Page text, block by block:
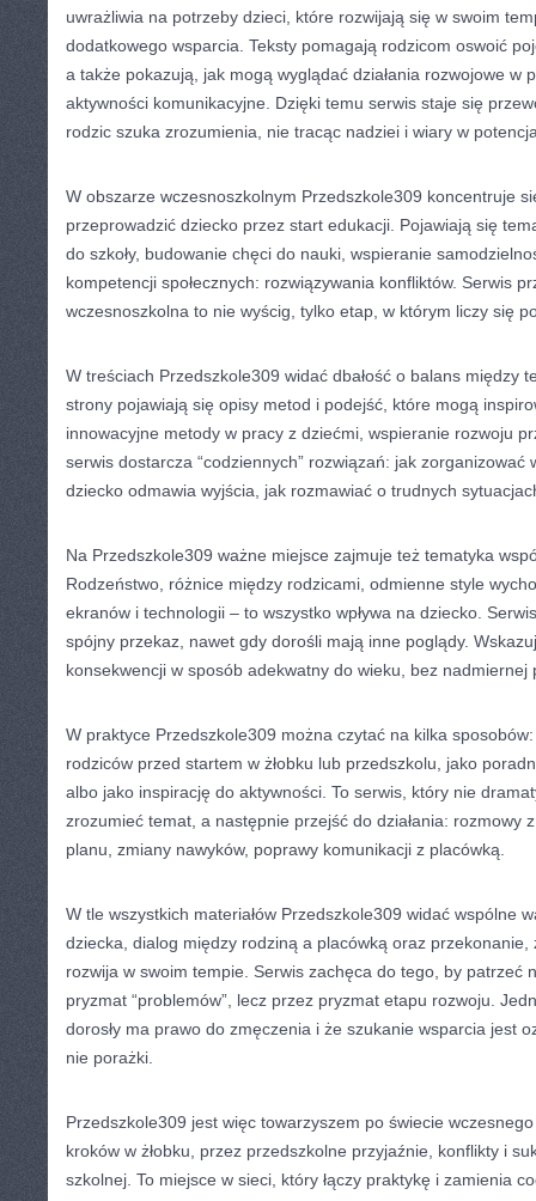
uwrażliwia na potrzeby dzieci, które rozwijają się w swoim
dodatkowego wsparcia. Teksty pomagają rodzicom oswoić
a także pokazują, jak mogą wyglądać działania rozwojowe w
aktywności komunikacyjne. Dzięki temu serwis staje się
rodzic szuka zrozumienia, nie tracąc nadziei i wiary w
W obszarze wczesnoszkolnym Przedszkole309 koncentruje
przeprowadzić dziecko przez start edukacji. Pojawiają się
do szkoły, budowanie chęci do nauki, wspieranie
kompetencji społecznych: rozwiązywania konfliktów. Serwis
wczesnoszkolna to nie wyścig, tylko etap, w którym liczy się
W treściach Przedszkole309 widać dbałość o balans między
strony pojawiają się opisy metod i podejść, które mogą
innowacyjne metody w pracy z dziećmi, wspieranie rozwoju
serwis dostarcza “codziennych” rozwiązań: jak zorganizować
dziecko odmawia wyjścia, jak rozmawiać o trudnych
Na Przedszkole309 ważne miejsce zajmuje też tematyka
Rodzeństwo, różnice między rodzicami, odmienne style
ekranów i technologii – to wszystko wpływa na dziecko.
spójny przekaz, nawet gdy dorośli mają inne poglądy.
konsekwencji w sposób adekwatny do wieku, bez nadmiernej
W praktyce Przedszkole309 można czytać na kilka
rodziców przed startem w żłobku lub przedszkolu, jako
albo jako inspirację do aktywności. To serwis, który nie
zrozumieć temat, a następnie przejść do działania: rozmowy
planu, zmiany nawyków, poprawy komunikacji z placówką.
W tle wszystkich materiałów Przedszkole309 widać wspólne
dziecka, dialog między rodziną a placówką oraz przekonanie,
rozwija w swoim tempie. Serwis zachęca do tego, by patrzeć
pryzmat “problemów”, lecz przez pryzmat etapu rozwoju.
dorosły ma prawo do zmęczenia i że szukanie wsparcia jest
nie porażki.
Przedszkole309 jest więc towarzyszem po świecie
kroków w żłobku, przez przedszkolne przyjaźnie, konflikty i
szkolnej. To miejsce w sieci, który łączy praktykę i zamienia